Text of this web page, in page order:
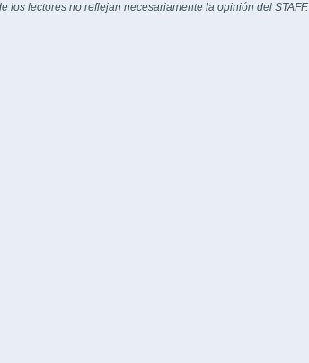
los lectores no reflejan necesariamente la opinión del STAFF.